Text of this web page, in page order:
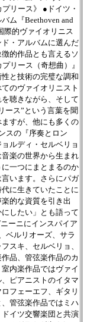
リース》 ●ドイツ・
ム『Beethoven and
際的ヴァイオリニス
・アルバムに選んだ
的作品とも言えるソ
リース（奇想曲）』
と技術の完璧な調和
のヴァイオリニスト
聴きながら、そして
ース”という言葉を聞
すが、他にも多くの
スの『序奏とロン
ルディ・セルベリョ
楽の世界から生まれ
一つにまとまるのか
います。さらにパガ
に生きていたことに
的な資質を引き出
したい」とも語って
ーニにインスパイア
ベルリオーズ、サラ
スキ、セルベリョ、
品、管弦楽作品のカ
内楽作品ではヴァイ
ピアニストのイタマ
フェーエフ、ギタリ
管弦楽作品ではミハ
イツ交響楽団と共演